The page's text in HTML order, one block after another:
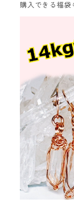
購入できる福袋